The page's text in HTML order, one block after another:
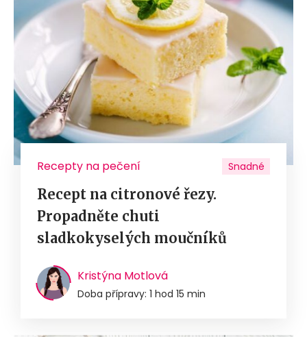
Recepty na pečení Snadné
Recept na citronové řezy.
Propadněte chuti
sladkokyselých moučníků
Kristýna Motlová
Doba přípravy: 1 hod 15 min